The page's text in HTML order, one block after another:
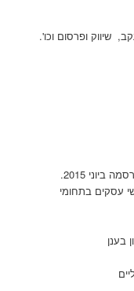
שיווק ופרסום וכו'.
רשימה של 57 כלים שיכולים לסייע בכך התפרסמה ביוני 2015.
עסקים בתחומי
בענן